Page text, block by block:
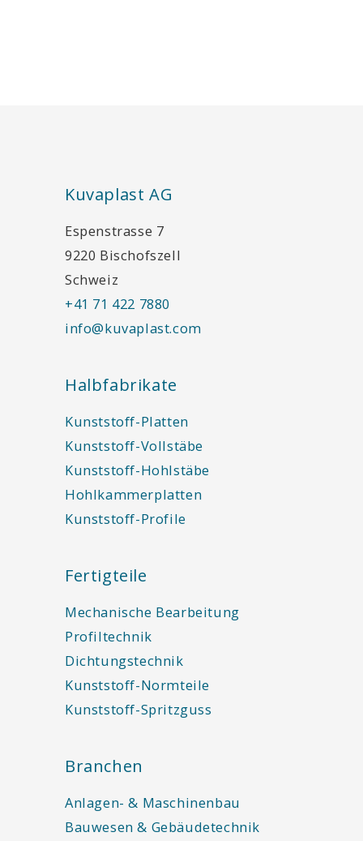
Kuvaplast AG
Espenstrasse 7
9220 Bischofszell
Schweiz
+41 71 422 7880
info@kuvaplast.com
Halbfabrikate
Kunststoff-Platten
Kunststoff-Vollstäbe
Kunststoff-Hohlstäbe
Hohlkammerplatten
Kunststoff-Profile
Fertigteile
Mechanische Bearbeitung
Profiltechnik
Dichtungstechnik
Kunststoff-Normteile
Kunststoff-Spritzguss
Branchen
Anlagen- & Maschinenbau
Bauwesen & Gebäudetechnik